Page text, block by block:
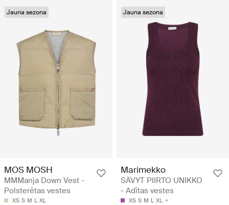
Jauna sezona
MOS MOSH
MMManja Down Vest -
Polsterētas vestes
XS S M L XL
Jauna sezona
Marimekko
SÄVYT PIIRTO UNIKKO
- Adītas vestes
XS S M L XL